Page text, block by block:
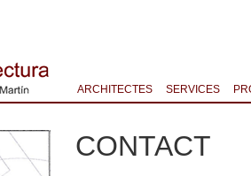
ARCHITECTES SERVICES
CONTACT